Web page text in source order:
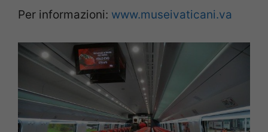
Per informazioni: www.museivaticani.va